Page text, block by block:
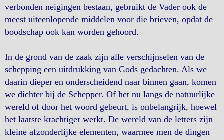
verbonden neigingen bestaan, gebruikt de Vader ook de
meest uiteenlopende middelen voor die brieven, opdat de
boodschap ook kan worden gehoord.
In de grond van de zaak zijn alle verschijnselen van de
schepping een uitdrukking van Gods gedachten. Als we
daarin dieper en onderscheidend naar binnen gaan, komen
we dichter bij de Schepper. Of het nu langs de natuurlijke
wereld of door het woord gebeurt, is onbelangrijk, hoewel
het laatste krachtiger werkt. De wereld van de letters zijn
kleine afzonderlijke elementen, waarmee men de dingen